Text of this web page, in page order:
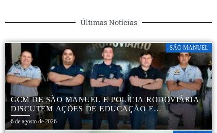
Últimas Notícias
SÃO MANUEL
GCM DE SÃO MANUEL E POLÍCIA RODOVIÁRIA
DISCUTEM AÇÕES DE EDUCAÇÃO E
SEGURANÇA NO TRÂNSITO
6 de agosto de 2026